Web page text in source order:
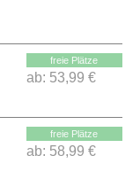
freie Plätze
ab: 53,99 €
freie Plätze
ab: 58,99 €